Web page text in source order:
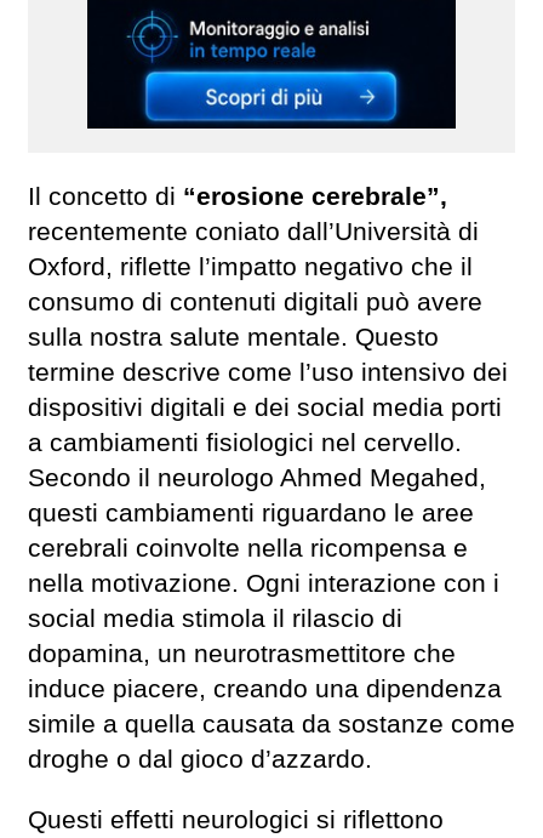
Il concetto di “erosione cerebrale”,
recentemente coniato dall’Università di
Oxford, riflette l’impatto negativo che il
consumo di contenuti digitali può avere
sulla nostra salute mentale. Questo
termine descrive come l’uso intensivo dei
dispositivi digitali e dei social media porti
a cambiamenti fisiologici nel cervello.
Secondo il neurologo Ahmed Megahed,
questi cambiamenti riguardano le aree
cerebrali coinvolte nella ricompensa e
nella motivazione. Ogni interazione con i
social media stimola il rilascio di
dopamina, un neurotrasmettitore che
induce piacere, creando una dipendenza
simile a quella causata da sostanze come
droghe o dal gioco d’azzardo.
Questi effetti neurologici si riflettono